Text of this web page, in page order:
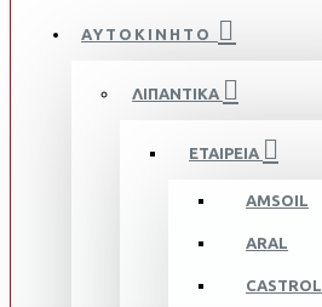
ΑΥΤΟΚΙΝΗΤΟ
ΛΙΠΑΝΤΙΚΑ
ΕΤΑΙΡΕΙΑ
AMSOIL
ARAL
CASTROL